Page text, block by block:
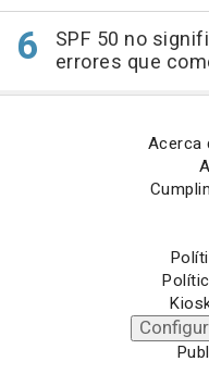
SPF 50 no
errores que
Acerca